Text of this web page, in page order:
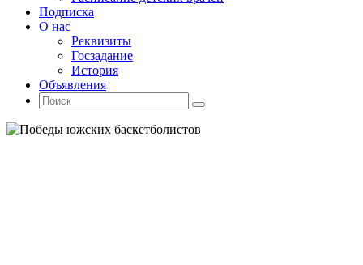
Подписка
О нас
Реквизиты
Госзадание
История
Объявления
Поиск
Искать:
Поиск